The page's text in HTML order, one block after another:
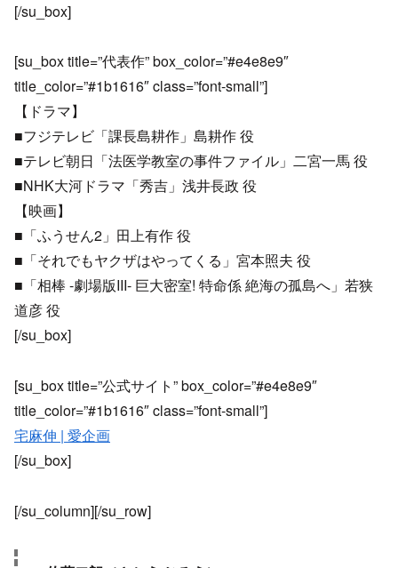
[/su_box]
[su_box title=”代表作” box_color=”#e4e8e9″
title_color=”#1b1616″ class=”font-small”]
【ドラマ】
■フジテレビ「課長島耕作」島耕作 役
■テレビ朝日「法医学教室の事件ファイル」二宮一馬 役
■NHK大河ドラマ「秀吉」浅井長政 役
【映画】
■「ふうせん2」田上有作 役
■「それでもヤクザはやってくる」宮本照夫 役
■「相棒 -劇場版III- 巨大密室! 特命係 絶海の孤島へ」若狭
道彦 役
[/su_box]
[su_box title=”公式サイト” box_color=”#e4e8e9″
title_color=”#1b1616″ class=”font-small”]
宅麻伸 | 愛企画
[/su_box]
[/su_column][/su_row]